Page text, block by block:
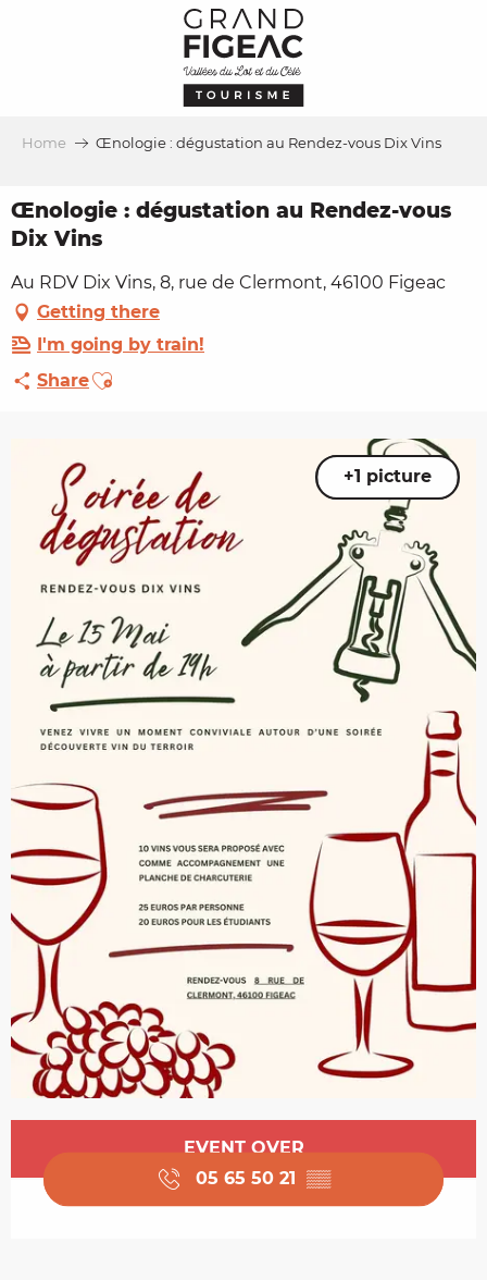
Home Œnologie : dégustation au Rendez-vous Dix Vins
Œnologie : dégustation au Rendez-vous
Dix Vins
Au RDV Dix Vins, 8, rue de Clermont, 46100 Figeac
Getting there
I'm going by train!
ShareAjouter aux favoris
+1 picture
Opening hours & contact details
EVENT OVER
05 65 50 21 ▒▒